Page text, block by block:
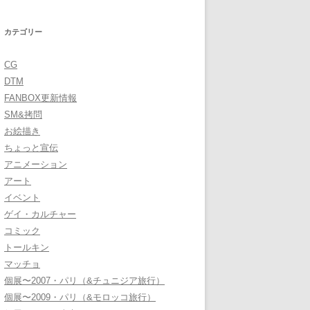
カテゴリー
CG
DTM
FANBOX更新情報
SM&拷問
お絵描き
ちょっと宣伝
アニメーション
アート
イベント
ゲイ・カルチャー
コミック
トールキン
マッチョ
個展〜2007・パリ（&チュニジア旅行）
個展〜2009・パリ（&モロッコ旅行）